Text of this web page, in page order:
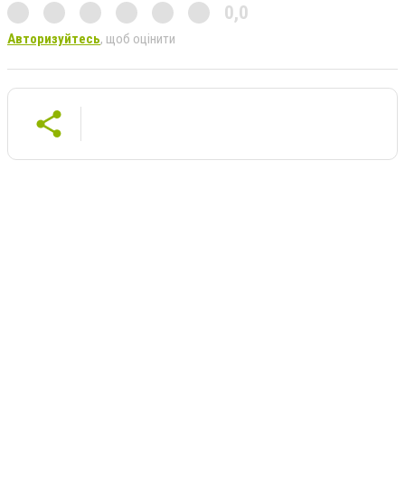
0,0
Авторизуйтесь, щоб оцінити